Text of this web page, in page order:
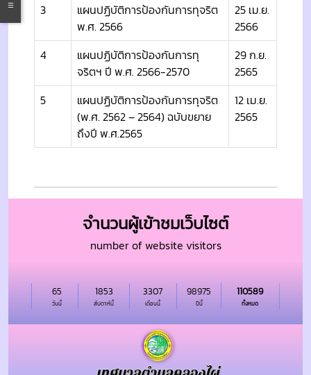
3
แผนปฏิบัติการป้องกันการทุจริต
พ.ศ. 2566
25 เม.ย.
2566
4
แผนปฏิบัติการป้องกันการทุ
จริตฯ ปี พ.ศ. 2566-2570
29 ก.ย.
2565
5
แผนปฏิบัติการป้องกันการทุจริต
(พ.ศ. 2562 – 2564) ฉบับขยาย
ถึงปี พ.ศ.2565
12 เม.ย.
2565
จำนวนผู้เข้าชมเว็บไซต์
number of website visitors
วันนี้
65
สัปดาห์นี้
1853
เดือนนี้
3307
ปีนี้
98975
ทั้งหมด
110589